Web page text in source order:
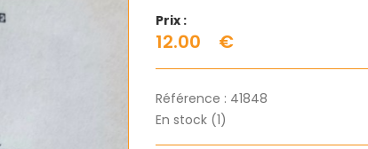
Prix :
12.00 €
Référence : 41848
En stock (1)